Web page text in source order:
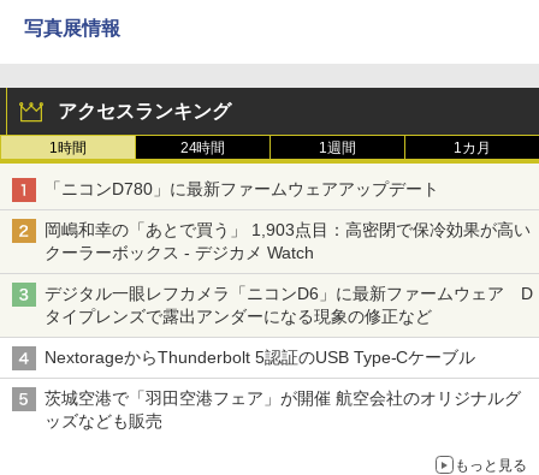
写真展情報
アクセスランキング
1時間 24時間 1週間 1カ月
「ニコンD780」に最新ファームウェアアップデート
岡嶋和幸の「あとで買う」 1,903点目：高密閉で保冷効果が高い
クーラーボックス - デジカメ Watch
デジタル一眼レフカメラ「ニコンD6」に最新ファームウェア D
タイプレンズで露出アンダーになる現象の修正など
NextorageからThunderbolt 5認証のUSB Type-Cケーブル
茨城空港で「羽田空港フェア」が開催 航空会社のオリジナルグ
ッズなども販売
もっと見る